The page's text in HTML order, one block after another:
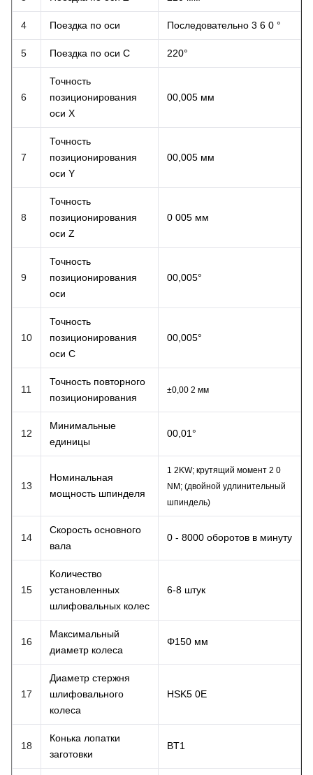
4 Поездка по оси Последовательно 3 6 0 °
5 Поездка по оси С 220°
6
Точность
позиционирования
оси Х
00,005 мм
7
Точность
позиционирования
оси Y
00,005 мм
8
Точность
позиционирования
оси Z
0 005 мм
9
Точность
позиционирования
оси
00,005°
10
Точность
позиционирования
оси С
00,005°
11
Точность повторного
позиционирования
±0,00 2 мм
12
Минимальные
единицы
00,01°
13
Номинальная
мощность шпинделя
1 2KW; крутящий момент 2 0
NM; (двойной удлинительный
шпиндель)
14
Скорость основного
вала
0 - 8000 оборотов в минуту
15
Количество
установленных
шлифовальных колес
6-8 штук
16
Максимальный
диаметр колеса
Φ150 мм
17
Диаметр стержня
шлифовального
колеса
HSK5 0E
18
Конька лопатки
заготовки
BT1